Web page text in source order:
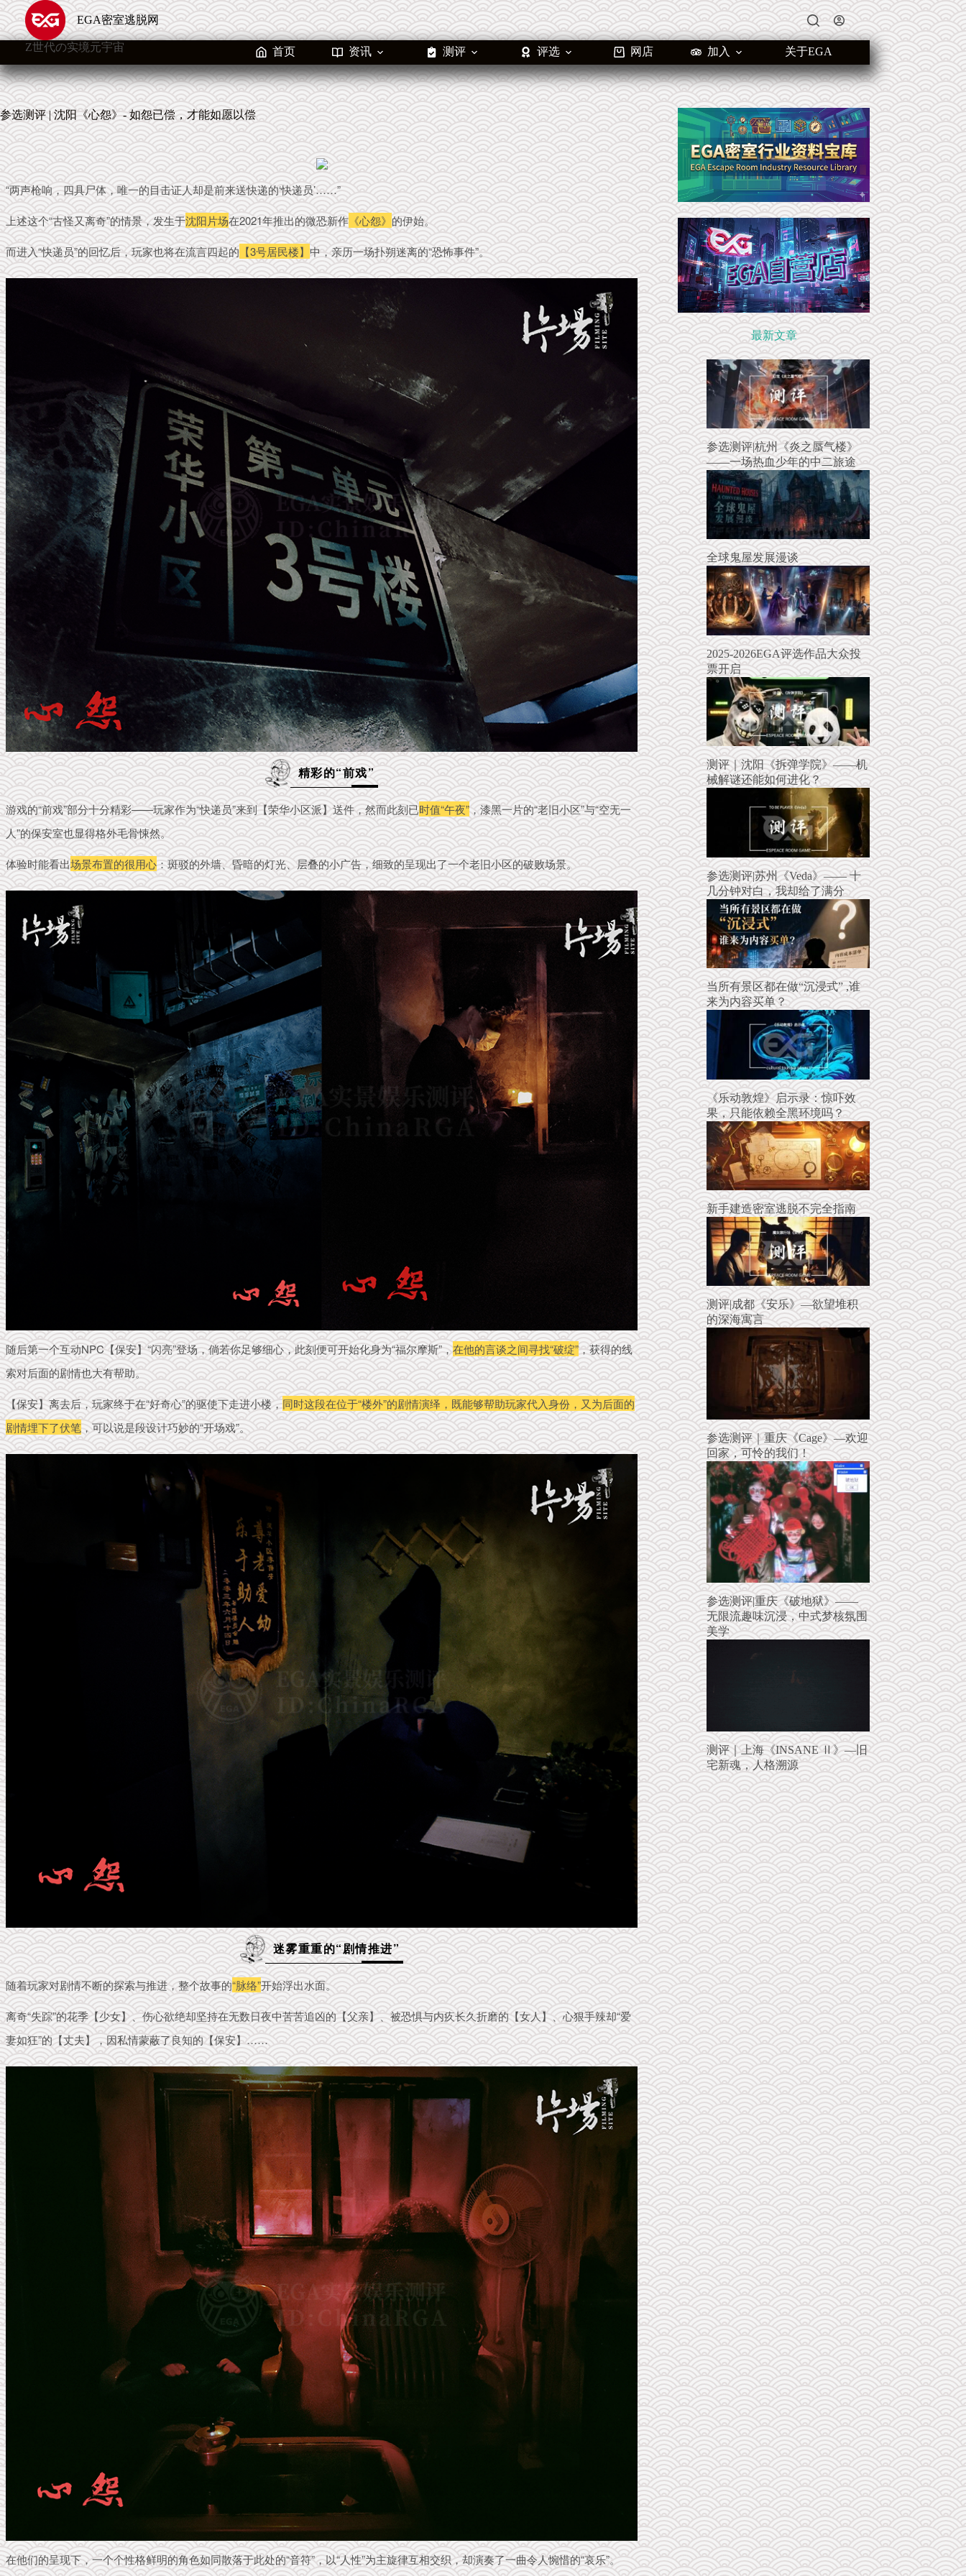
跳
至
内
EGA密室逃脱网
Z世代の实境元宇宙 首页 资讯 测评 评选 网店 加入 关于EGA
参选测评 | 沈阳《心怨》- 如怨已偿，才能如愿以偿
“两声枪响，四具尸体，唯一的目击证人却是前来送快递的‘快递员’……”
上述这个“古怪又离奇”的情景，发生于沈阳片场在2021年推出的微恐新作 《心怨》 的伊始。
而进入“快递员”的回忆后，玩家也将在流言四起的 【3号居民楼】 中，亲历一场扑朔迷离的“恐怖事件”。
精彩的“前戏”
游戏的“前戏”部分十分精彩——玩家作为“快递员”来到【荣华小区派】送件，然而此刻已时值“午夜”，漆黑一片的“老旧小区”与“空无一
人”的保安室也显得格外毛骨悚然。
体验时能看出场景布置的很用心：斑驳的外墙、昏暗的灯光、层叠的小广告，细致的呈现出了一个老旧小区的破败场景。
随后第一个互动NPC【保安】“闪亮”登场，倘若你足够细心，此刻便可开始化身为“福尔摩斯”，在他的言谈之间寻找“破绽”，获得的线
索对后面的剧情也大有帮助。
【保安】离去后，玩家终于在“好奇心”的驱使下走进小楼，同时这段在位于“楼外”的剧情演绎，既能够帮助玩家代入身份，又为后面的
剧情埋下了伏笔，可以说是段设计巧妙的“开场戏”。
迷雾重重的“剧情推进”
随着玩家对剧情不断的探索与推进，整个故事的“脉络”开始浮出水面。
离奇“失踪”的花季【少女】、伤心欲绝却坚持在无数日夜中苦苦追凶的【父亲】、被恐惧与内疚长久折磨的【女人】、心狠手辣却“爱
妻如狂”的【丈夫】，因私情蒙蔽了良知的【保安】……
在他们的呈现下，一个个性格鲜明的角色如同散落于此处的“音符”，以“人性”为主旋律互相交织，却演奏了一曲令人惋惜的“哀乐”。
最新文章
参选测评|杭州《炎之蜃气楼》
——一场热血少年的中二旅途
全球鬼屋发展漫谈
2025-2026EGA评选作品大众投
票开启
测评｜沈阳《拆弹学院》——机
械解谜还能如何进化？
参选测评|苏州《Veda》—— 十
几分钟对白，我却给了满分
当所有景区都在做“沉浸式” ,谁
来为内容买单？
《乐动敦煌》启示录：惊吓效
果，只能依赖全黑环境吗？
新手建造密室逃脱不完全指南
测评|成都《安乐》—欲望堆积
的深海寓言
参选测评｜重庆《Cage》—欢迎
回家，可怜的我们！
参选测评|重庆《破地狱》——
无限流趣味沉浸，中式梦核氛围
美学
测评｜上海《INSANE Ⅱ》—旧
宅新魂，人格溯源